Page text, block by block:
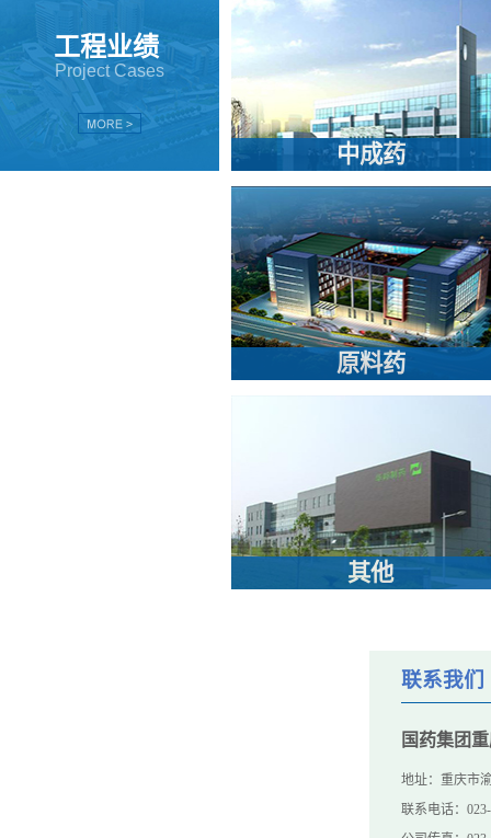
工程业绩
Project Cases
中成药
原料药
其他
联系我们
国药集团
地址：重庆市
联系电话：